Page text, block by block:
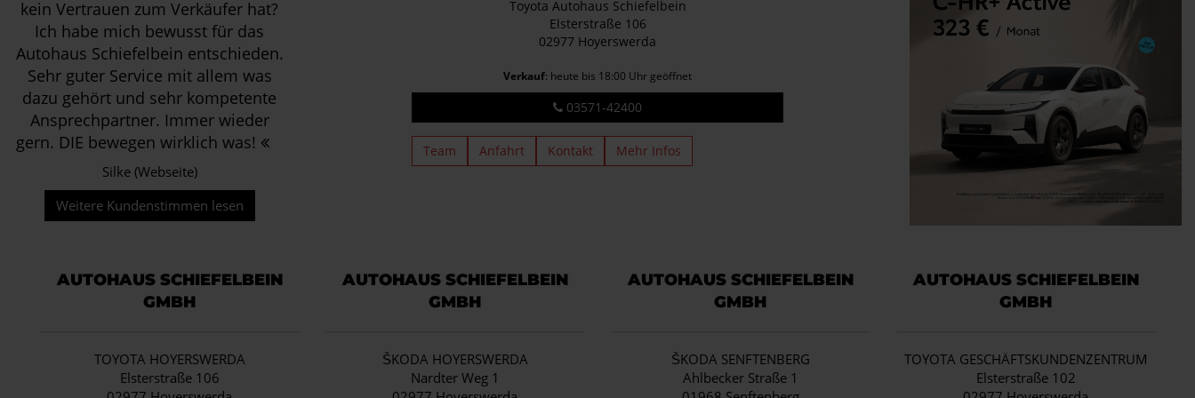
kein Vertrauen zum Verkäufer hat?
Ich habe mich bewusst für das
Autohaus Schiefelbein entschieden.
Sehr guter Service mit allem was
dazu gehört und sehr kompetente
Ansprechpartner. Immer wieder
gern. DIE bewegen wirklich was!
Silke (Webseite)
Weitere Kundenstimmen lesen
Toyota Autohaus Schiefelbein
Elsterstraße 106
02977 Hoyerswerda
Verkauf: heute bis 18:00 Uhr geöffnet
03571-42400
Team Anfahrt Kontakt Mehr Infos
AUTOHAUS SCHIEFELBEIN
GMBH
TOYOTA HOYERSWERDA
Elsterstraße 106
AUTOHAUS SCHIEFELBEIN
GMBH
ŠKODA HOYERSWERDA
Nardter Weg 1
AUTOHAUS SCHIEFELBEIN
GMBH
ŠKODA SENFTENBERG
Ahlbecker Straße 1
AUTOHAUS SCHIEFELBEIN
GMBH
TOYOTA GESCHÄFTSKUNDENZENTRUM
Elsterstraße 102